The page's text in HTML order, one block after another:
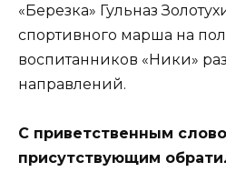
«Березка» Гульназ
спортивного марша на
воспитанников «Ники»
направлений.
С приветственным
присутствующим